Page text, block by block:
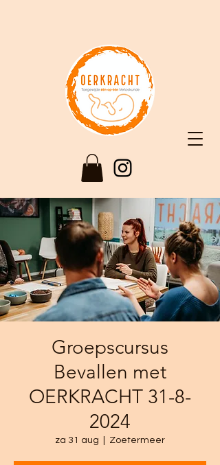
Groepscursus
Bevallen met
OERKRACHT 31-8-
2024
za 31 aug Zoetermeer